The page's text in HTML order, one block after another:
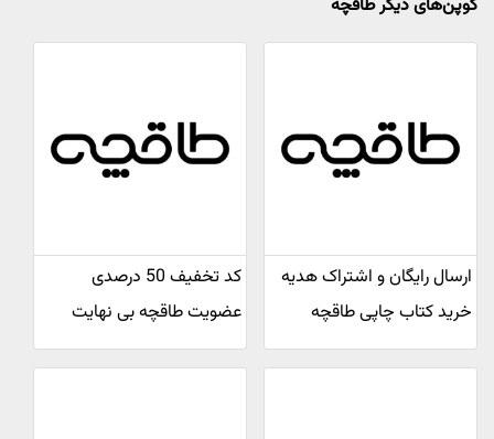
کوپن‌های دیگر طاقچه
ارسال رایگان و اشتراک هدیه
خرید کتاب چاپی طاقچه
کد تخفیف 50 درصدی
عضویت طاقچه بی نهایت